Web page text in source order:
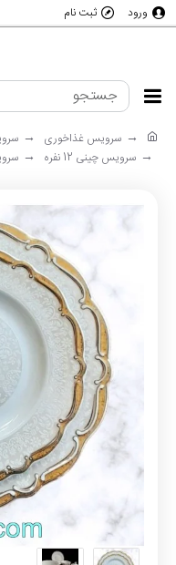
ورود ثبت نام
سرویس غذاخوری
سرویس چینی 12 نفره